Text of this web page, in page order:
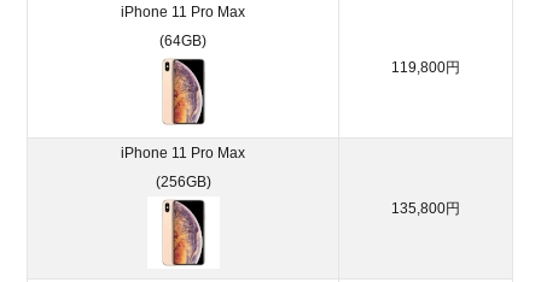
iPhone 11 Pro Max
(64GB)
119,800円
iPhone 11 Pro Max
(256GB)
135,800円